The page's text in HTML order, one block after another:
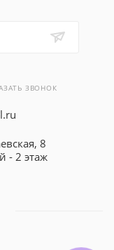
ЗВОНОК
8
- 2 этаж